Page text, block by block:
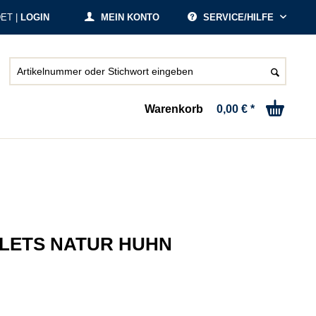
SERVICE/HILFE
MEIN KONTO
| LOGIN
Warenkorb 0,00 € *
NATUR HUHN